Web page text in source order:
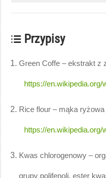
Przypisy
Green Coffe – ekstrakt z
https://
Rice flour – mąka ryżowa
https://en.wikipedia.org/
Kwas chlorogenowy –
grupy polifenoli, ester